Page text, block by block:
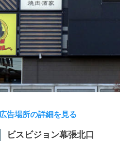
広告場所の詳細を見る
ビスビジョン幕張北口